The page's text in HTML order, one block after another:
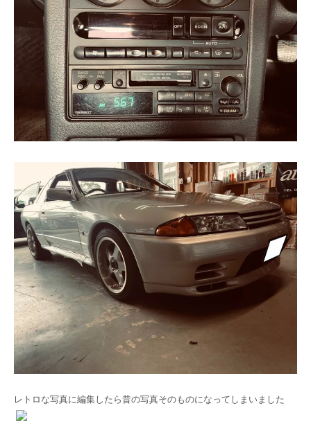
レトロな写真に編集したら昔の写真そのものになってしまいました